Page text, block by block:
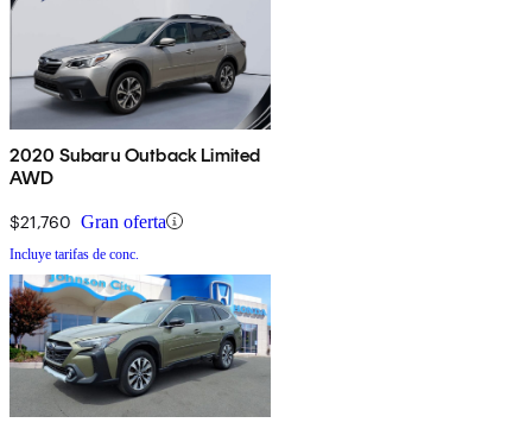
2020 Subaru Outback Limited
AWD
$21,760 Gran oferta
Incluye tarifas de conc.